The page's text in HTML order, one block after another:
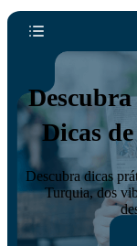
Dicas
Descubra dicas
Turquia, dos